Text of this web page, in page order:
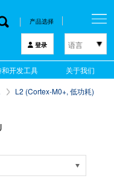
产品选择
登录 语言
한국어
English
中文
和开发工具 关于我们
L2 (Cortex-M0+, 低功耗)